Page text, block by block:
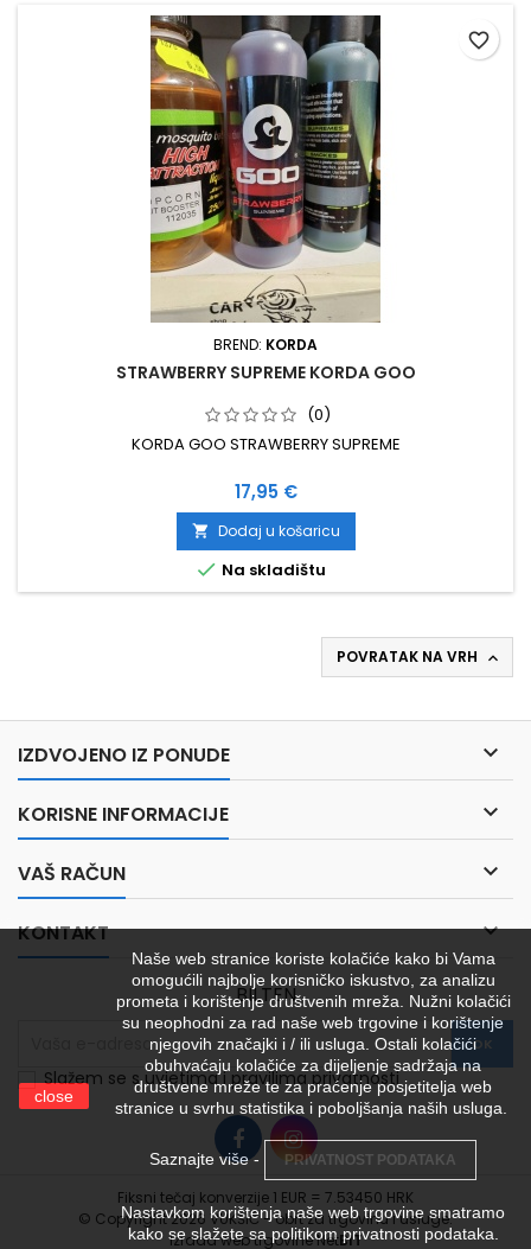
BREND: KORDA
STRAWBERRY SUPREME KORDA GOO
(0)
KORDA GOO STRAWBERRY SUPREME
Cijena
17,95 €
 Dodaj u košaricu
 Na skladištu
favorite_border
POVRATAK NA VRH 
IZDVOJENO IZ PONUDE 
KORISNE INFORMACIJE 
VAŠ RAČUN 
KONTAKT 
close
Naše web stranice koriste kolačiće kako bi Vama
omogućili najbolje korisničko iskustvo, za analizu
prometa i korištenje društvenih mreža. Nužni kolačići
su neophodni za rad naše web trgovine i korištenje
njegovih značajki i / ili usluga. Ostali kolačići
obuhvaćaju kolačiće za dijeljenje sadržaja na
društvene mreže te za praćenje posjetitelja web
stranice u svrhu statistika i poboljšanja naših usluga.
Saznajte više - PRIVATNOST PODATAKA
Nastavkom korištenja naše web trgovine smatramo
kako se slažete sa politikom privatnosti podataka.
BILTEN
Slažem se s uvjetima i pravilima privatnosti
Fiksni tečaj konverzije 1 EUR = 7.53450 HRK
© Copyright 2026 VUKŠIĆ - obrt za trgovinu i usluge.
Izrada web trgovineNetBIT